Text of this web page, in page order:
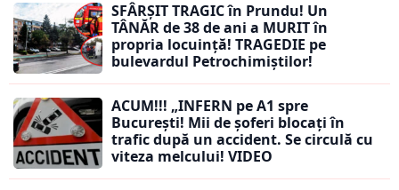
SFÂRȘIT TRAGIC în Prundu! Un
TÂNĂR de 38 de ani a MURIT în
propria locuință! TRAGEDIE pe
bulevardul Petrochimiștilor!
ACUM!!! „INFERN pe A1 spre
București! Mii de șoferi blocați în
trafic după un accident. Se circulă cu
viteza melcului! VIDEO